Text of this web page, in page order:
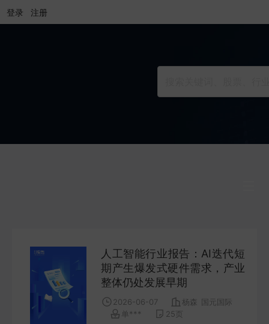
登录 注册
公司研究
COMPANY
宏观策略
人工智能行业报告：AI迭代短
期产生爆发式硬件需求，产业
整体仍处发展早期
2026-06-07 杨森
国元国际
单***
25 页